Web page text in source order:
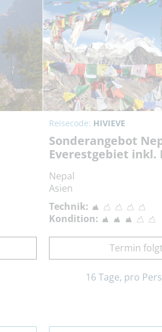
Reisecode: HIVIEVE
Sonderangebot
Everestgebiet inkl.
Nepal
Asien
Technik:
Kondition:
Termin folgt
16 Tage, pro